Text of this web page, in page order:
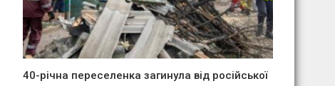
40-річна переселенка загинула від російської